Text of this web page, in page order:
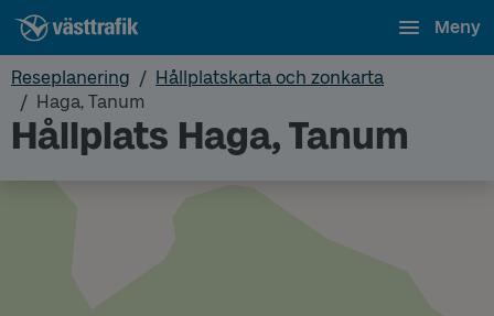
Meny
Reseplanering
Hållplatskarta och zonkarta
Haga, Tanum
Hållplats Haga, Tanum